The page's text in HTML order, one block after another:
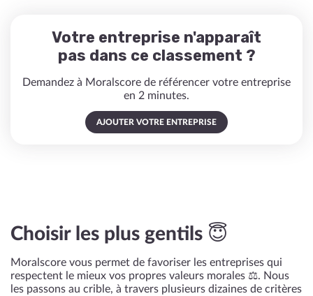
Votre entreprise n'apparaît
pas dans ce classement ?
Demandez à Moralscore de référencer votre entreprise
en 2 minutes.
AJOUTER VOTRE ENTREPRISE
Choisir les plus gentils 😇
Moralscore vous permet de favoriser les entreprises qui
respectent le mieux vos propres valeurs morales ⚖️. Nous
les passons au crible, à travers plusieurs dizaines de critères